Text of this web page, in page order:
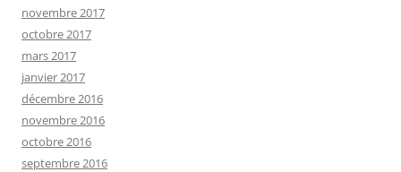
novembre 2017
octobre 2017
mars 2017
janvier 2017
décembre 2016
novembre 2016
octobre 2016
septembre 2016